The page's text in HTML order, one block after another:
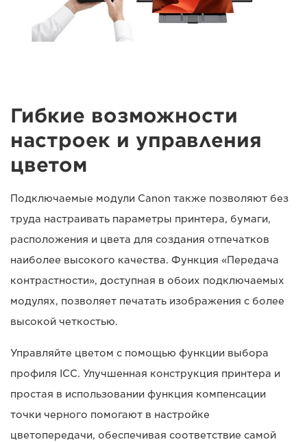
Гибкие возможности
настроек и управления
цветом
Подключаемые модули Canon также позволяют без
труда настраивать параметры принтера, бумаги,
расположения и цвета для создания отпечатков
наиболее высокого качества. Функция «Передача
контрастности», доступная в обоих подключаемых
модулях, позволяет печатать изображения с более
высокой четкостью.
Управляйте цветом с помощью функции выбора
профиля ICC. Улучшенная конструкция принтера и
простая в использовании функция компенсации
точки черного помогают в настройке
цветопередачи, обеспечивая соответствие самой